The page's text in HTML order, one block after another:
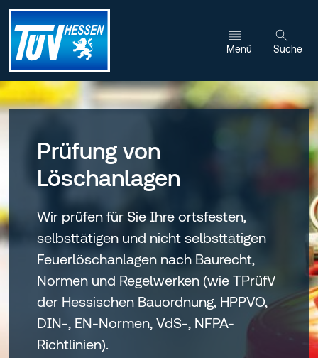
Zum Inhalt wechseln
Menü Suche
Prüfung von
Löschanlagen
Wir prüfen für Sie Ihre ortsfesten,
selbsttätigen und nicht selbsttätigen
Feuerlöschanlagen nach Baurecht,
Normen und Regelwerken (wie TPrüfV
der Hessischen Bauordnung, HPPVO,
DIN-, EN-Normen, VdS-, NFPA-
Richtlinien).